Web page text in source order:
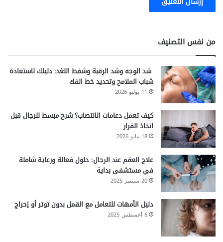
من نفس التصنيف
شد الوجه وشد الرقبة وشفط اللغد: دليلك لاستعادة
شباب الملامح وتحديد خط الفك
11 يوليو 2026
كيف تعمل دعامات الانتصاب؟ شرح مبسط للرجال قبل
اتخاذ القرار
18 مايو 2026
علاج العقم عند الرجال: حلول فعالة ورعاية شاملة
في مستشفى بداية
20 سبتمبر 2025
دليل الأمهات للتعامل مع القمل بدون توتر أو إحراج
6 أغسطس 2025